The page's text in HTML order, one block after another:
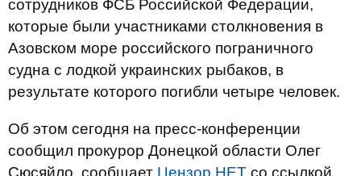
сотрудников ФСБ Российской Федерации,
которые были участниками столкновения в
Азовском море российского пограничного
судна с лодкой украинских рыбаков, в
результате которого погибли четыре человек.
Об этом сегодня на пресс-конференции
сообщил прокурор Донецкой области Олег
Сюсяйло, сообщает Цензор.НЕТ со ссылкой